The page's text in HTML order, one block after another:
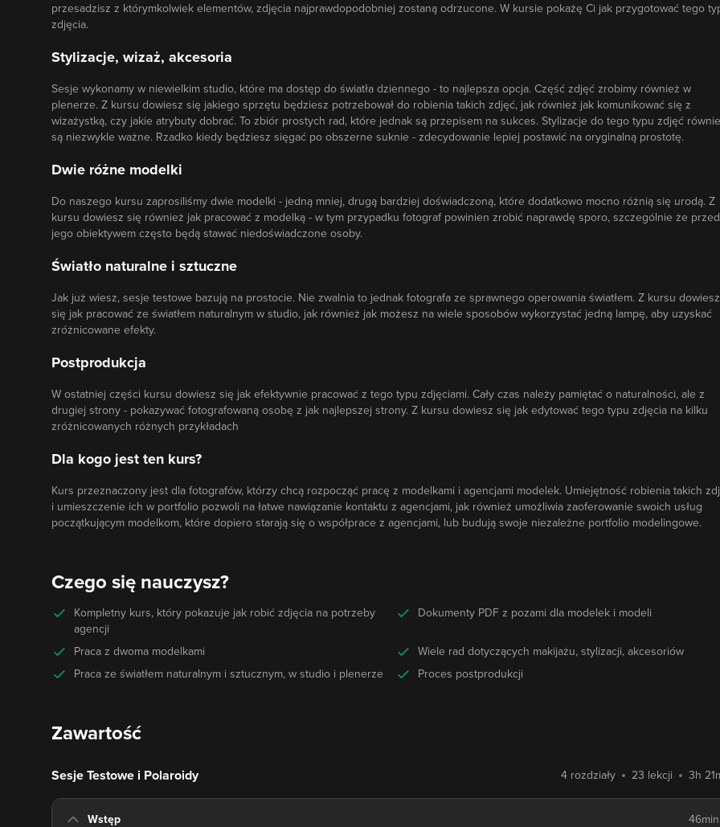
przesadzisz z którymkolwiek elementów, zdjęcia najprawdopodobniej zostaną odrzucone. W kursie pokażę Ci jak przygotować tego
zdjęcia.
Stylizacje, wizaż, akcesoria
Sesje wykonamy w niewielkim studio, które ma dostęp do światła dziennego - to najlepsza opcja. Część zdjęć zrobimy również w
plenerze. Z kursu dowiesz się jakiego sprzętu będziesz potrzebował do robienia takich zdjęć, jak również jak komunikować się z
wizażystką, czy jakie atrybuty dobrać. To zbiór prostych rad, które jednak są przepisem na sukces. Stylizacje do tego typu zdjęć
są niezwykle ważne. Rzadko kiedy będziesz sięgać po obszerne suknie - zdecydowanie lepiej postawić na oryginalną prostotę.
Dwie różne modelki
Do naszego kursu zaprosiliśmy dwie modelki - jedną mniej, drugą bardziej doświadczoną, które dodatkowo mocno różnią się urodą. Z
kursu dowiesz się również jak pracować z modelką - w tym przypadku fotograf powinien zrobić naprawdę sporo, szczególnie że przed
jego obiektywem często będą stawać niedoświadczone osoby.
Światło naturalne i sztuczne
Jak już wiesz, sesje testowe bazują na prostocie. Nie zwalnia to jednak fotografa ze sprawnego operowania światłem. Z kursu dowiesz
się jak pracować ze światłem naturalnym w studio, jak również jak możesz na wiele sposobów wykorzystać jedną lampę, aby uzyskać
zróżnicowane efekty.
Postprodukcja
W ostatniej części kursu dowiesz się jak efektywnie pracować z tego typu zdjęciami. Cały czas należy pamiętać o naturalności, ale z
drugiej strony - pokazywać fotografowaną osobę z jak najlepszej strony. Z kursu dowiesz się jak edytować tego typu zdjęcia na kilku
zróżnicowanych różnych przykładach
Dla kogo jest ten kurs?
Kurs przeznaczony jest dla fotografów, którzy chcą rozpocząć pracę z modelkami i agencjami modelek. Umiejętność robienia takich
i umieszczenie ich w portfolio pozwoli na łatwe nawiązanie kontaktu z agencjami, jak również umożliwia zaoferowanie swoich usług
początkującym modelkom, które dopiero starają się o współprace z agencjami, lub budują swoje niezależne portfolio modelingowe.
Czego się nauczysz?
Kompletny kurs, który pokazuje jak robić zdjęcia na potrzeby
agencji
Dokumenty PDF z pozami dla modelek i modeli
Praca z dwoma modelkami
Wiele rad dotyczących makijażu, stylizacji, akcesoriów
Praca ze światłem naturalnym i sztucznym, w studio i plenerze
Proces postprodukcji
Zawartość
Sesje Testowe i Polaroidy 4 rozdziały 23 lekcji 3h
Wstęp 46min